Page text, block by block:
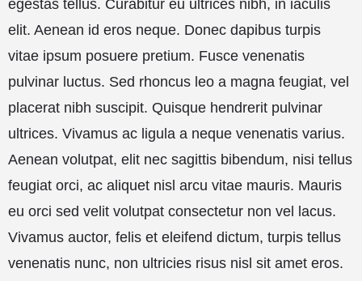
egestas tellus. Curabitur eu ultrices nibh, in iaculis
elit. Aenean id eros neque. Donec dapibus turpis
vitae ipsum posuere pretium. Fusce venenatis
pulvinar luctus. Sed rhoncus leo a magna feugiat, vel
placerat nibh suscipit. Quisque hendrerit pulvinar
ultrices. Vivamus ac ligula a neque venenatis varius.
Aenean volutpat, elit nec sagittis bibendum, nisi tellus
feugiat orci, ac aliquet nisl arcu vitae mauris. Mauris
eu orci sed velit volutpat consectetur non vel lacus.
Vivamus auctor, felis et eleifend dictum, turpis tellus
venenatis nunc, non ultricies risus nisl sit amet eros.